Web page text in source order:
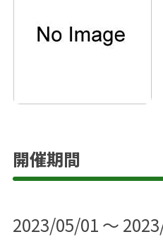
開催期間
2023/05/01 ～